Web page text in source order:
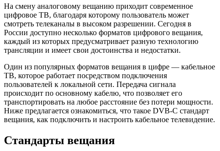
На смену аналоговому вещанию приходит современное
цифровое ТВ, благодаря которому пользователь может
смотреть телеканалы в высоком разрешении. Сегодня в
России доступно несколько форматов цифрового вещания,
каждый из которых предусматривает разную технологию
трансляции и имеет свои достоинства и недостатки.
Один из популярных форматов вещания в цифре — кабельное
ТВ, которое работает посредством подключения
пользователей к локальной сети. Передача сигнала
происходит по основному кабелю, что позволяет его
транспортировать на любое расстояние без потери мощности.
Ниже предлагается ознакомиться, что такое DVB-C стандарт
вещания, как подключить и настроить кабельное телевидение.
Стандарты вещания